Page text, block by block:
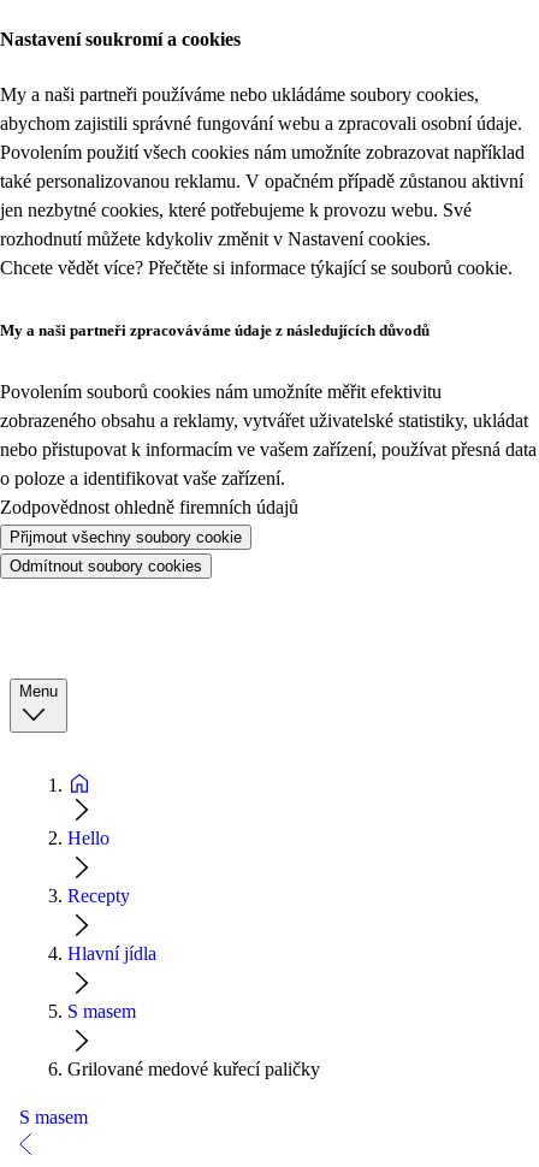
Nastavení soukromí a cookies
My a naši partneři používáme nebo ukládáme soubory cookies,
abychom zajistili správné fungování webu a zpracovali osobní údaje.
Povolením použití všech cookies nám umožníte zobrazovat například
také personalizovanou reklamu. V opačném případě zůstanou aktivní
jen nezbytné cookies, které potřebujeme k provozu webu. Své
rozhodnutí můžete kdykoliv změnit v Nastavení cookies.
Chcete vědět více? Přečtěte si informace týkající se souborů cookie.
My a naši partneři zpracováváme údaje z následujících důvodů
Povolením souborů cookies nám umožníte měřit efektivitu
zobrazeného obsahu a reklamy, vytvářet uživatelské statistiky, ukládat
nebo přistupovat k informacím ve vašem zařízení, používat přesná data
o poloze a identifikovat vaše zařízení.
Zodpovědnost ohledně firemních údajů
Přijmout všechny soubory cookie
Odmítnout soubory cookies
Menu
Hello
Recepty
Hlavní jídla
S masem
Grilované medové kuřecí paličky
S masem